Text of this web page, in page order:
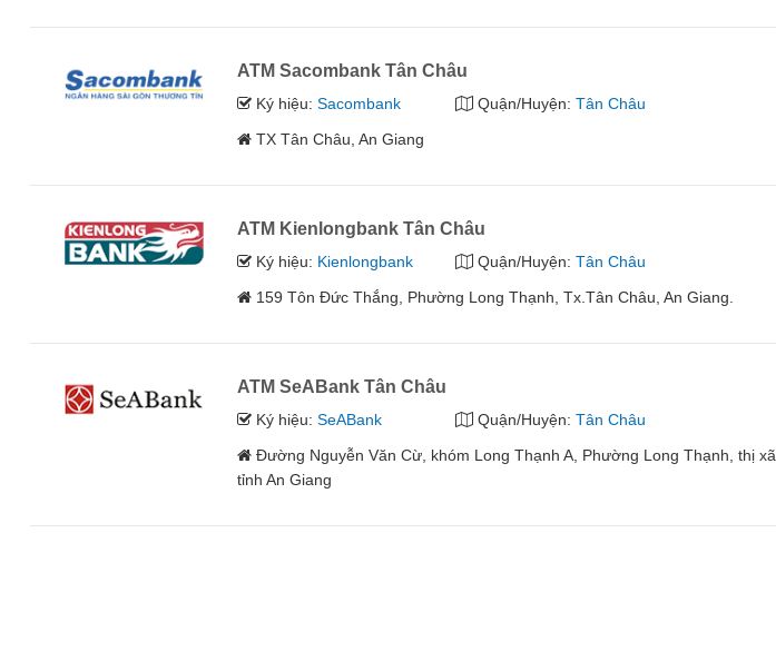
ATM Sacombank Tân Châu
Ký hiệu:Sacombank Quận/Huyện: Tân Châu
TX Tân Châu, An Giang
ATM Kienlongbank Tân Châu
Ký hiệu: Kienlongbank Quận/Huyện: Tân Châu
159 Tôn Đức Thắng, Phường Long Thạnh, Tx.Tân Châu, An Giang.
ATM SeABank Tân Châu
Ký hiệu:SeABank Quận/Huyện: Tân Châu
Đường Nguyễn Văn Cừ, khóm Long Thạnh A, Phường Long Thạnh, thị xã
tỉnh An Giang